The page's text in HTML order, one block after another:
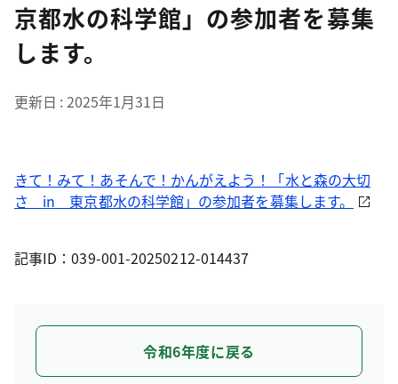
京都水の科学館」の参加者を募集
します。
更新日 2025年1月31日
きて！みて！あそんで！かんがえよう！「水と森の大切
さ in 東京都水の科学館」の参加者を募集します。
記事ID：039-001-20250212-014437
令和6年度に戻る